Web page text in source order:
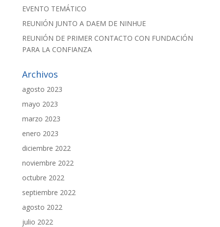
EVENTO TEMÁTICO
REUNIÓN JUNTO A DAEM DE NINHUE
REUNIÓN DE PRIMER CONTACTO CON FUNDACIÓN
PARA LA CONFIANZA
Archivos
agosto 2023
mayo 2023
marzo 2023
enero 2023
diciembre 2022
noviembre 2022
octubre 2022
septiembre 2022
agosto 2022
julio 2022